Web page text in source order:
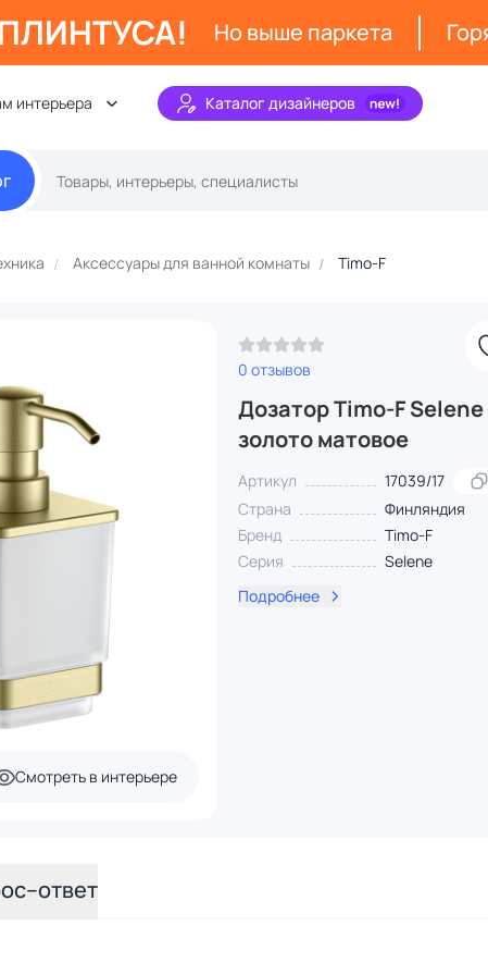
Но выше паркета
интерьера Каталог дизайнеров
Аксессуары для ванной комнаты Timo-F
Смотреть в интерьере
0 отзывов
Дозатор Timo-F Selene
золото матовое
Артикул
17039/17
Страна
Финляндия
Бренд
Timo-F
Серия
Selene
Подробнее